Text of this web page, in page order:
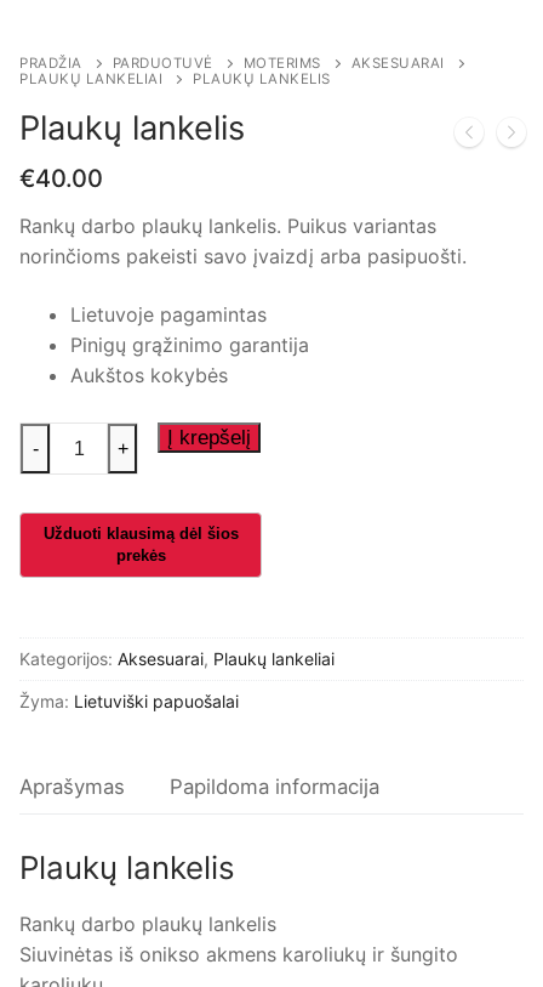
PRADŽIA PARDUOTUVĖ MOTERIMS
AKSESUARAI
PLAUKŲ LANKELIAI
PLAUKŲ LANKELIS
Plaukų lankelis
€40.00
Rankų darbo plaukų lankelis. Puikus variantas
norinčioms pakeisti savo įvaizdį arba pasipuošti.
Lietuvoje pagamintas
Pinigų grąžinimo garantija
Aukštos kokybės
produkto
kiekis:
lankelis
- + Į krepšelį
Kategorijos: Aksesuarai, Plaukų lankeliai
Žyma: Lietuviški papuošalai
Aprašymas Papildoma informacija
Plaukų lankelis
Rankų darbo plaukų lankelis
Siuvinėtas iš onikso akmens karoliukų ir šungito